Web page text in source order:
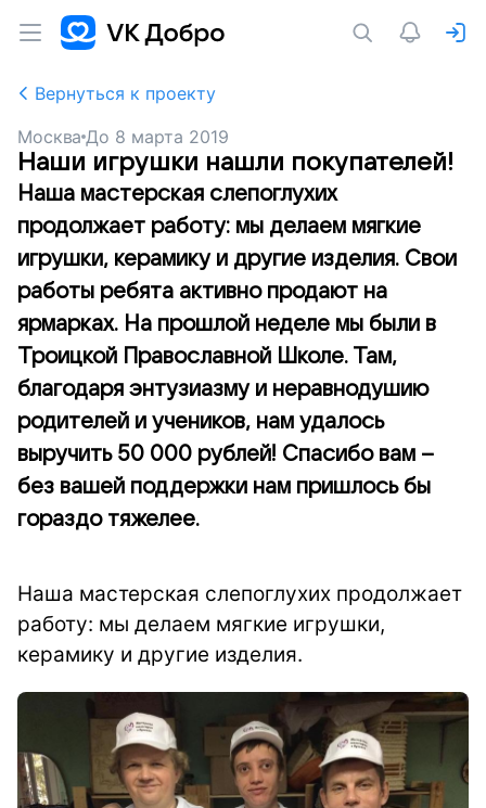
Вернуться к проекту
Москва До 8 марта 2019
Наши игрушки нашли покупателей!
Наша мастерская слепоглухих
продолжает работу: мы делаем мягкие
игрушки, керамику и другие изделия. Свои
работы ребята активно продают на
ярмарках. На прошлой неделе мы были в
Троицкой Православной Школе. Там,
благодаря энтузиазму и неравнодушию
родителей и учеников, нам удалось
выручить 50 000 рублей! Спасибо вам –
без вашей поддержки нам пришлось бы
гораздо тяжелее.
Наша мастерская слепоглухих продолжает
работу: мы делаем мягкие игрушки,
керамику и другие изделия.